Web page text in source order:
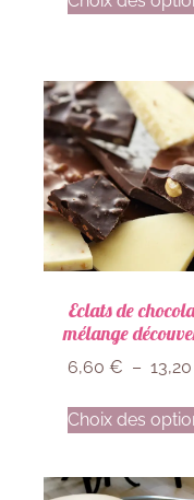
Eclats de
mélange
6,60 € – 13,20
Choix des